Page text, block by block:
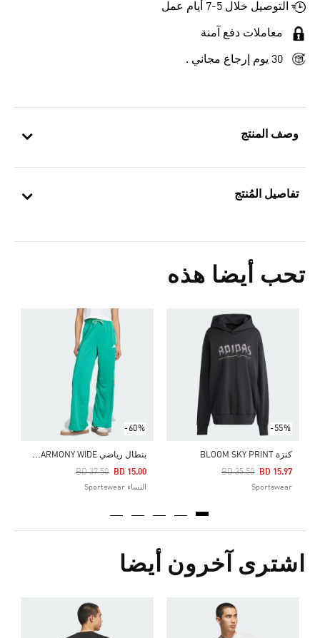
وصف المنتج
تفاصيل المُنتج
تحب أيضا هذه
-55%
كنزة BLOOM SKY PRINT
Price Reduced From
BD 35.50
To BD 15.97
Sportswear
-60%
ب
نطال رياضي EMERGING HARMONY WIDE
Price Reduced From
BD 37.50
To BD 15.00
النساء Sportswear
Price Reduced From
اشترى آخرون أيضا
التوصيل خلال 5-7 أيام عمل
معاملات دفع آمنة